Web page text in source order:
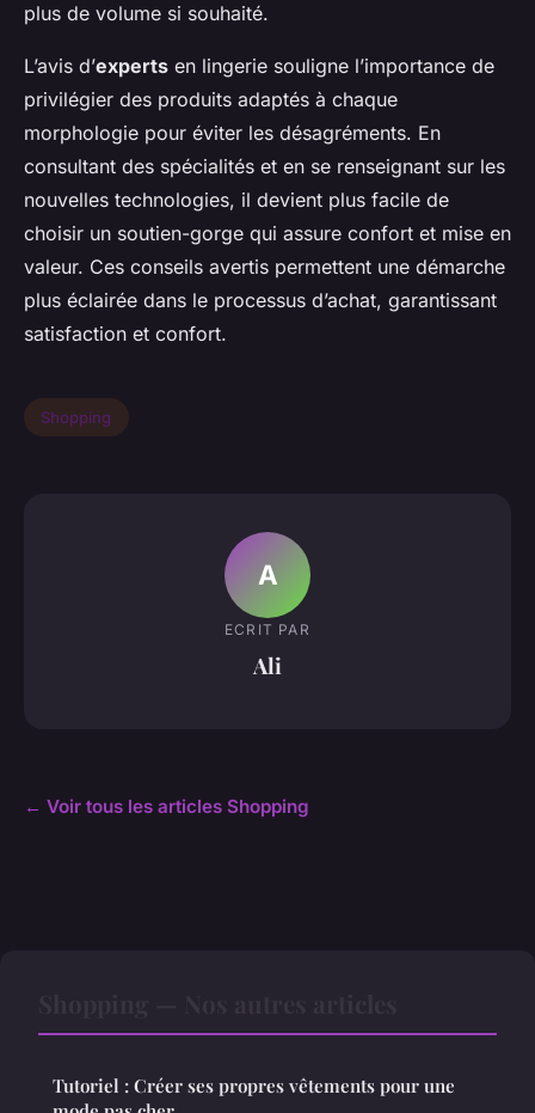
plus de volume si souhaité.
L’avis d’experts en lingerie souligne l’importance de
privilégier des produits adaptés à chaque
morphologie pour éviter les désagréments. En
consultant des spécialités et en se renseignant sur les
nouvelles technologies, il devient plus facile de
choisir un soutien-gorge qui assure confort et mise en
valeur. Ces conseils avertis permettent une démarche
plus éclairée dans le processus d’achat, garantissant
satisfaction et confort.
Shopping
A
ECRIT PAR
Ali
← Voir tous les articles Shopping
Tutoriel : Créer ses propres vêtements pour une